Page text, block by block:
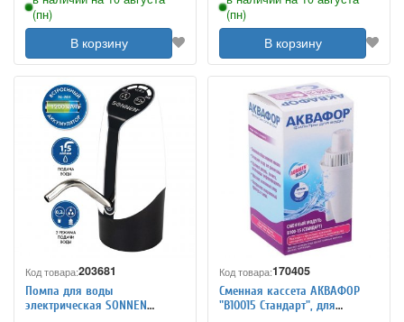
(пн)
В корзину
(пн)
В корзину
Код товара:203681
Помпа для воды
электрическая SONNEN
Код товара:170405
Сменная кассета АКВАФОР
"В10015 Стандарт", для